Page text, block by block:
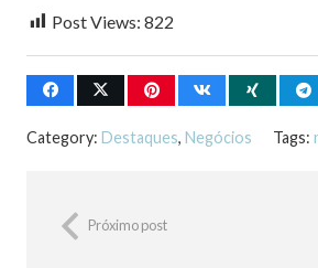
Post Views: 822
Category: Destaques, Negócios Tags:
Próximo post